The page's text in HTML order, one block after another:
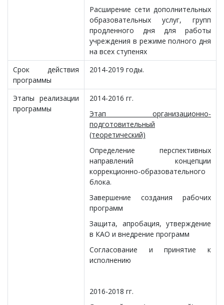
Расширение сети дополнительных
образовательных услуг, групп
продленного дня для работы
учреждения в режиме полного дня
на всех ступенях
Срок действия
программы
2014-2019 годы.
Этапы реализации
программы
2014-2016 гг.
Этап организационно-
подготовительный
(теоретический)
Определение перспективных
направлений концепции
коррекционно-образовательного
блока.
Завершение создания рабочих
программ
Защита, апробация, утверждение
в КАО и внедрение программ
Согласование и принятие к
исполнению
2016-2018 гг.